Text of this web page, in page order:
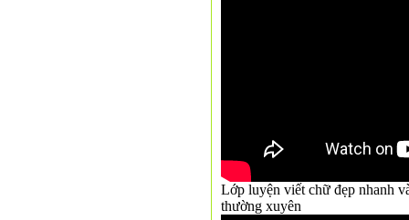
Lớp luyện viết chữ đẹp nhanh
thường xuyên